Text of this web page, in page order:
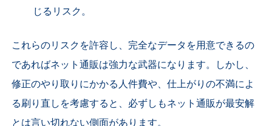
じるリスク。
これらのリスクを許容し、完全なデータを用意できるの
であればネット通販は強力な武器になります。しかし、
修正のやり取りにかかる人件費や、仕上がりの不満によ
る刷り直しを考慮すると、必ずしもネット通販が最安解
とは言い切れない側面があります。